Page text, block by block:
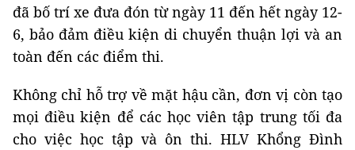
đã bố trí xe đưa đón từ ngày 11 đến hết ngày 12-
6, bảo đảm điều kiện di chuyển thuận lợi và an
toàn đến các điểm thi.
Không chỉ hỗ trợ về mặt hậu cần, đơn vị còn tạo
mọi điều kiện để các học viên tập trung tối đa
cho việc học tập và ôn thi. HLV Khổng Đình